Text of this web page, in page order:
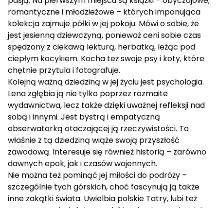
romantyczne i młodzieżowe – których imponująca
kolekcja zajmuje półki w jej pokoju. Mówi o sobie, że
jest jesienną dziewczyną, ponieważ ceni sobie czas
spędzony z ciekawą lekturą, herbatką, leżąc pod
ciepłym kocykiem. Kocha też swoje psy i koty, które
chętnie przytula i fotografuje.
Kolejną ważną dziedziną w jej życiu jest psychologia.
Lena zgłębia ją nie tylko poprzez rozmaite
wydawnictwa, lecz także dzięki uważnej refleksji nad
sobą i innymi. Jest bystrą i empatyczną
obserwatorką otaczającej ją rzeczywistości. To
właśnie z tą dziedziną wiąże swoją przyszłość
zawodową. Interesuje się również historią – zarówno
dawnych epok, jak i czasów wojennych.
Nie można też pominąć jej miłości do podróży –
szczególnie tych górskich, choć fascynują ją także
inne zakątki świata. Uwielbia polskie Tatry, lubi też